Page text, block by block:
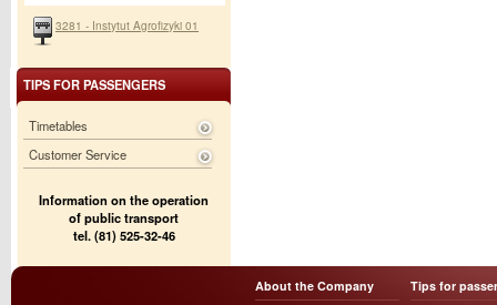
3281 - Instytut Agrofizyki 01
TIPS FOR PASSENGERS
Timetables
Customer Service
Information on the operation
of public transport
tel. (81) 525-32-46
About the Company Tips for